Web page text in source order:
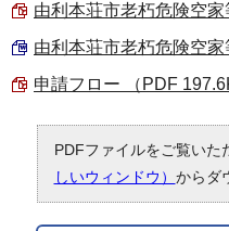
由利本荘市老朽危険空
由利本荘市老朽危険空
申請フロー （PDF
PDFファイルをご覧いた
しいウィンドウ） からダ